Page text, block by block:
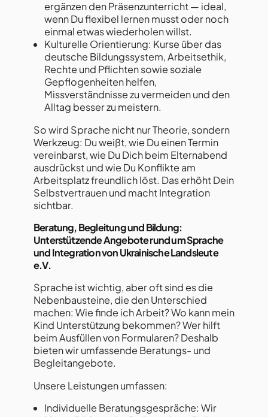
ergänzen den Präsenzunterricht — ideal,
wenn Du flexibel lernen musst oder noch
einmal etwas wiederholen willst.
Kulturelle Orientierung: Kurse über das
deutsche Bildungssystem, Arbeitsethik,
Rechte und Pflichten sowie soziale
Gepflogenheiten helfen,
Missverständnisse zu vermeiden und den
Alltag besser zu meistern.
So wird Sprache nicht nur Theorie, sondern
Werkzeug: Du weißt, wie Du einen Termin
vereinbarst, wie Du Dich beim Elternabend
ausdrückst und wie Du Konflikte am
Arbeitsplatz freundlich löst. Das erhöht Dein
Selbstvertrauen und macht Integration
sichtbar.
Beratung, Begleitung und Bildung:
Unterstützende Angebote rund um Sprache
und Integration von Ukrainische Landsleute
e.V.
Sprache ist wichtig, aber oft sind es die
Nebenbausteine, die den Unterschied
machen: Wie finde ich Arbeit? Wo kann mein
Kind Unterstützung bekommen? Wer hilft
beim Ausfüllen von Formularen? Deshalb
bieten wir umfassende Beratungs- und
Begleitangebote.
Unsere Leistungen umfassen:
Individuelle Beratungsgespräche: Wir